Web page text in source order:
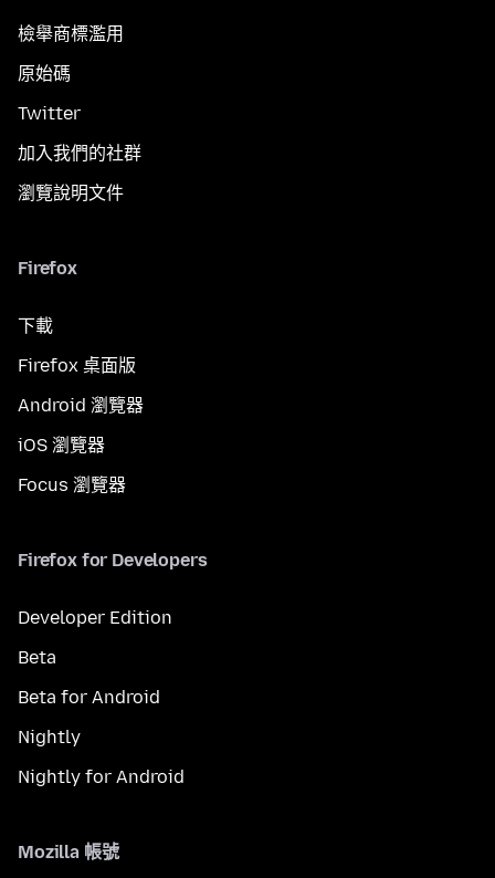
檢舉商標濫用
原始碼
Twitter
加入我們的社群
瀏覽說明文件
Firefox
下載
Firefox 桌面版
Android 瀏覽器
iOS 瀏覽器
Focus 瀏覽器
Firefox for Developers
Developer Edition
Beta
Beta for Android
Nightly
Nightly for Android
Mozilla 帳號